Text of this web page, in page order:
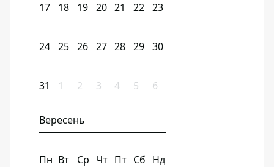
17 18 19 20 21 22 23
24 25 26 27 28 29 30
31 1 2 3 4 5 6
Вересень
Пн Вт Ср Чт Пт Сб Нд